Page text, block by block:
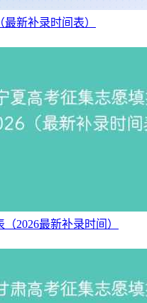
新补录时间表）
2026最新补录时间）